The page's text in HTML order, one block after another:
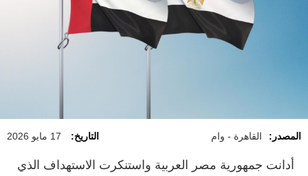
المصدر: القاهرة - وام التاريخ: 17 مايو 2026
أدانت جمهورية مصر العربية واستنكرت الاستهداف الذي